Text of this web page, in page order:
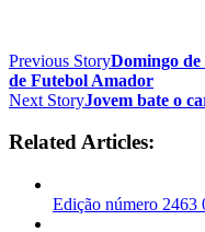
Previous StoryDomingo
de Futebol Amador
Next StoryJovem bate o
Related Articles:
Edição número 2463